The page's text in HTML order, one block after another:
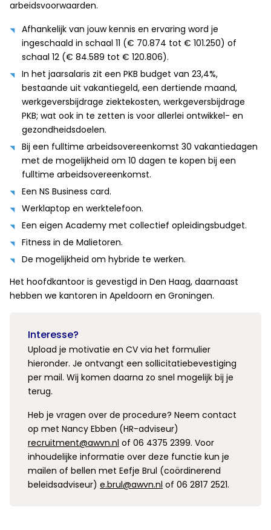
arbeidsvoorwaarden.
Afhankelijk van jouw kennis en ervaring word je
ingeschaald in schaal 11 (€ 70.874 tot € 101.250) of
schaal 12 (€ 84.589 tot € 120.806).
In het jaarsalaris zit een PKB budget van 23,4%,
bestaande uit vakantiegeld, een dertiende maand,
werkgeversbijdrage ziektekosten, werkgeversbijdrage
PKB; wat ook in te zetten is voor allerlei ontwikkel- en
gezondheidsdoelen.
Bij een fulltime arbeidsovereenkomst 30 vakantiedagen
met de mogelijkheid om 10 dagen te kopen bij een
fulltime arbeidsovereenkomst.
Een NS Business card.
Werklaptop en werktelefoon.
Een eigen Academy met collectief opleidingsbudget.
Fitness in de Malietoren.
De mogelijkheid om hybride te werken.
Het hoofdkantoor is gevestigd in Den Haag, daarnaast
hebben we kantoren in Apeldoorn en Groningen.
Interesse?
Upload je motivatie en CV via het formulier
hieronder. Je ontvangt een sollicitatiebevestiging
per mail. Wij komen daarna zo snel mogelijk bij je
terug.
Heb je vragen over de procedure? Neem contact
op met Nancy Ebben (HR-adviseur)
recruitment@awvn.nl of 06 4375 2399. Voor
inhoudelijke informatie over deze functie kun je
mailen of bellen met Eefje Brul (coördinerend
beleidsadviseur) e.brul@awvn.nl of 06 2817 2521.